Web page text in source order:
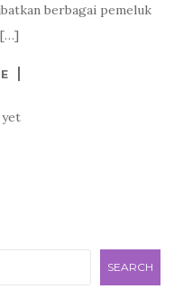
berbagai pemeluk
[…]
SEARCH